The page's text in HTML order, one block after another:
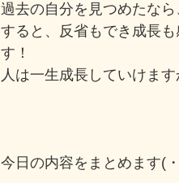
過去の自分を見つめたな
すると、反省もでき成長
す！
人は一生成長していけま
今日の内容をまとめます(